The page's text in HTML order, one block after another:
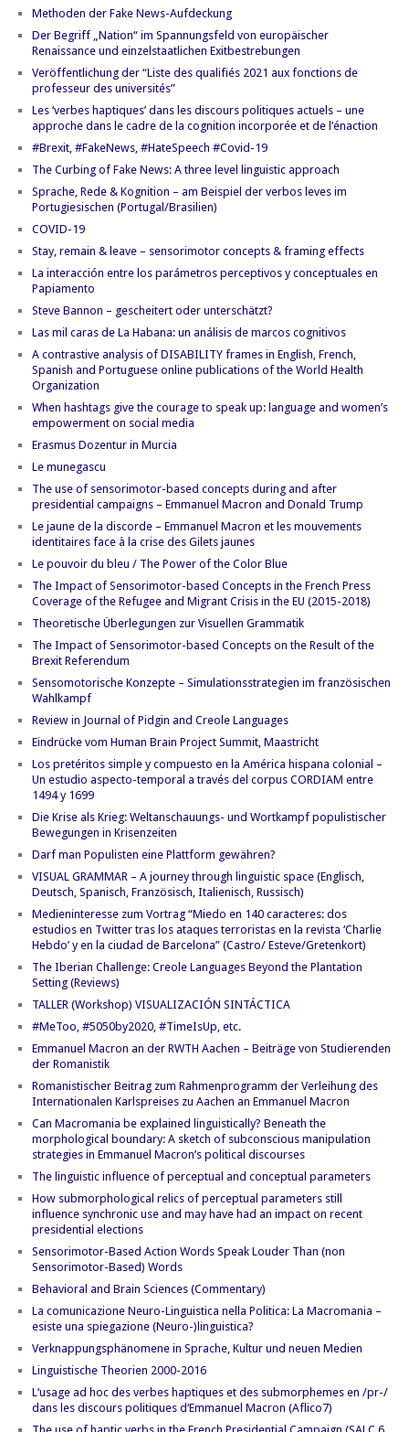
Methoden der Fake News-Aufdeckung
Der Begriff „Nation“ im Spannungsfeld von europäischer
Renaissance und einzelstaatlichen Exitbestrebungen
Veröffentlichung der “Liste des qualifiés 2021 aux fonctions de
professeur des universités”
Les ‘verbes haptiques’ dans les discours politiques actuels – une
approche dans le cadre de la cognition incorporée et de l’énaction
#Brexit, #FakeNews, #HateSpeech #Covid-19
The Curbing of Fake News: A three level linguistic approach
Sprache, Rede & Kognition – am Beispiel der verbos leves im
Portugiesischen (Portugal/Brasilien)
COVID-19
Stay, remain & leave – sensorimotor concepts & framing effects
La interacción entre los parámetros perceptivos y conceptuales en
Papiamento
Steve Bannon – gescheitert oder unterschätzt?
Las mil caras de La Habana: un análisis de marcos cognitivos
A contrastive analysis of DISABILITY frames in English, French,
Spanish and Portuguese online publications of the World Health
Organization
When hashtags give the courage to speak up: language and women’s
empowerment on social media
Erasmus Dozentur in Murcia
Le munegascu
The use of sensorimotor-based concepts during and after
presidential campaigns – Emmanuel Macron and Donald Trump
Le jaune de la discorde – Emmanuel Macron et les mouvements
identitaires face à la crise des Gilets jaunes
Le pouvoir du bleu / The Power of the Color Blue
The Impact of Sensorimotor-based Concepts in the French Press
Coverage of the Refugee and Migrant Crisis in the EU (2015-2018)
Theoretische Überlegungen zur Visuellen Grammatik
The Impact of Sensorimotor-based Concepts on the Result of the
Brexit Referendum
Sensomotorische Konzepte – Simulationsstrategien im französischen
Wahlkampf
Review in Journal of Pidgin and Creole Languages
Eindrücke vom Human Brain Project Summit, Maastricht
Los pretéritos simple y compuesto en la América hispana colonial –
Un estudio aspecto-temporal a través del corpus CORDIAM entre
1494 y 1699
Die Krise als Krieg: Weltanschauungs- und Wortkampf populistischer
Bewegungen in Krisenzeiten
Darf man Populisten eine Plattform gewähren?
VISUAL GRAMMAR – A journey through linguistic space (Englisch,
Deutsch, Spanisch, Französisch, Italienisch, Russisch)
Medieninteresse zum Vortrag “Miedo en 140 caracteres: dos
estudios en Twitter tras los ataques terroristas en la revista ‘Charlie
Hebdo’ y en la ciudad de Barcelona” (Castro/ Esteve/Gretenkort)
The Iberian Challenge: Creole Languages Beyond the Plantation
Setting (Reviews)
TALLER (Workshop) VISUALIZACIÓN SINTÁCTICA
#MeToo, #5050by2020, #TimeIsUp, etc.
Emmanuel Macron an der RWTH Aachen – Beiträge von Studierenden
der Romanistik
Romanistischer Beitrag zum Rahmenprogramm der Verleihung des
Internationalen Karlspreises zu Aachen an Emmanuel Macron
Can Macromania be explained linguistically? Beneath the
morphological boundary: A sketch of subconscious manipulation
strategies in Emmanuel Macron’s political discourses
The linguistic influence of perceptual and conceptual parameters
How submorphological relics of perceptual parameters still
influence synchronic use and may have had an impact on recent
presidential elections
Sensorimotor-Based Action Words Speak Louder Than (non
Sensorimotor-Based) Words
Behavioral and Brain Sciences (Commentary)
La comunicazione Neuro-Linguistica nella Politica: La Macromania –
esiste una spiegazione (Neuro-)linguistica?
Verknappungsphänomene in Sprache, Kultur und neuen Medien
Linguistische Theorien 2000-2016
L‘usage ad hoc des verbes haptiques et des submorphemes en /pr-/
dans les discours politiques d‘Emmanuel Macron (Aflico7)